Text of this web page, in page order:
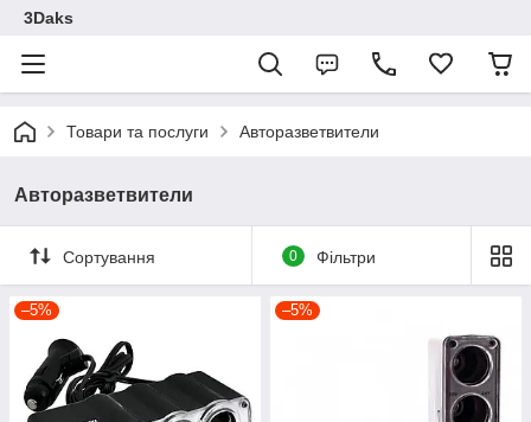
3Daks
Товари та послуги Авторазветвители
Авторазветвители
Сортування 0 Фільтри
–5% –5%